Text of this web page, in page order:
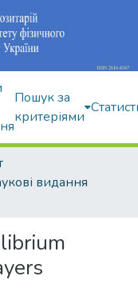
Пошук за
критеріями
видання